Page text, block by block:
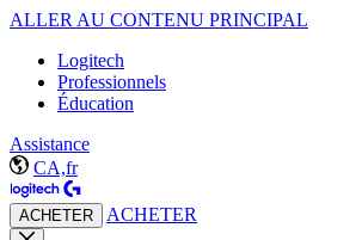
ALLER AU CONTENU PRINCIPAL
Logitech
Professionnels
Éducation
Assistance
CA,fr
ACHETER ACHETER